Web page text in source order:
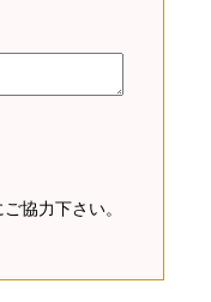
協力下さい。